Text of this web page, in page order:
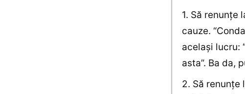
1. Să renunţe
cauze.
acelaşi lucru:
asta”. Ba da,
2. Să